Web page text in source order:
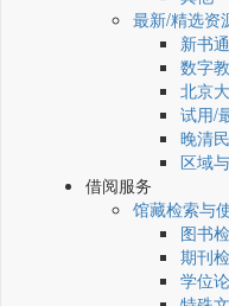
最新/精选资
新书
数字
北京
试用/
晚清
区域
借阅服务
馆藏检索与
图书
期刊
学位